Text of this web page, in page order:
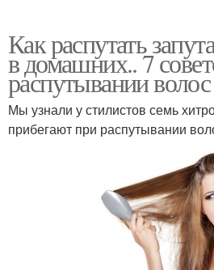
Как распутать
в домашних.. 7
распутывании волос
Мы узнали у стилистов семь
прибегают при распутывании